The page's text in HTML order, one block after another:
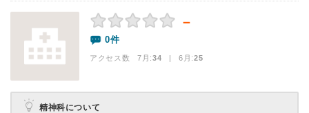
－
0件
アクセス数 7月:34 | 6月:25
精神科について